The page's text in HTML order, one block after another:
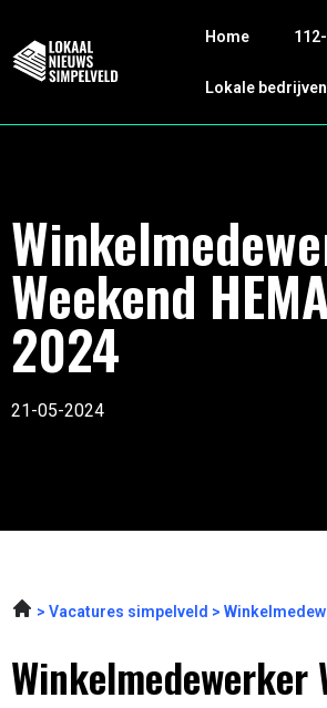
Home
Lokale
Weekend
2024
21-05-2024
Vacatures simpelveld
Winkelmedewerker